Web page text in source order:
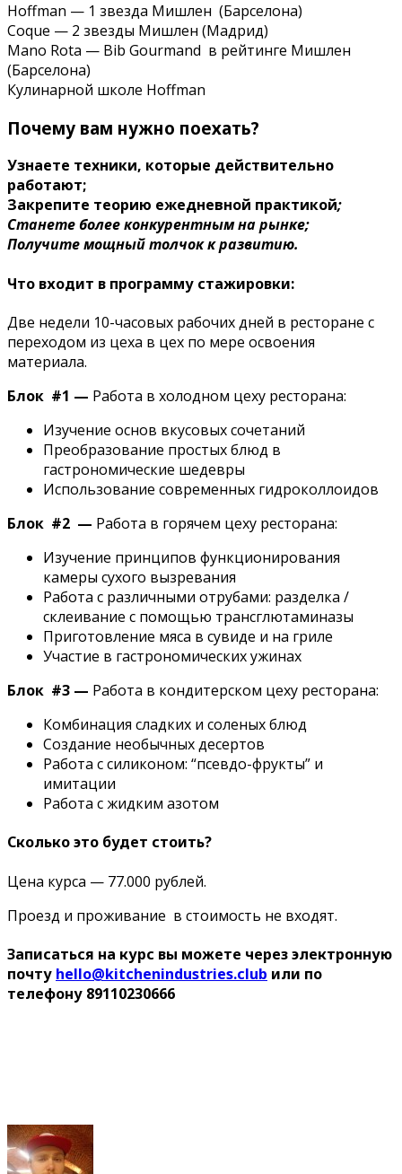
Hoffman — 1 звезда Мишлен (Барселона)
Сoque — 2 звезды Мишлен (Мадрид)
Mano Rota — Bib Gourmand в рейтинге Мишлен
(Барселона)
Кулинарной школе Hoffman
Почему вам нужно поехать?
Узнаете техники, которые действительно
работают;
Закрепите теорию ежедневной практикой;
Станете более конкурентным на рынке;
Получите мощный толчок к развитию.
Что входит в программу стажировки:
Две недели 10-часовых рабочих дней в ресторане с
переходом из цеха в цех по мере освоения
материала.
Блок #1 — Работа в холодном цеху ресторана:
Изучение основ вкусовых сочетаний
Преобразование простых блюд в
гастрономические шедевры
Использование современных гидроколлоидов
Блок #2 — Работа в горячем цеху ресторана:
Изучение принципов функционирования
камеры сухого вызревания
Работа с различными отрубами: разделка /
склеивание с помощью трансглютаминазы
Приготовление мяса в сувиде и на гриле
Участие в гастрономических ужинах
Блок #3 — Работа в кондитерском цеху ресторана:
Комбинация сладких и соленых блюд
Создание необычных десертов
Работа с силиконом: “псевдо-фрукты” и
имитации
Работа с жидким азотом
Сколько это будет стоить?
Цена курса — 77.000 рублей.
Проезд и проживание в стоимость не входят.
Записаться на курс вы можете через электронную
почту hello@kitchenindustries.club или по
телефону 89110230666